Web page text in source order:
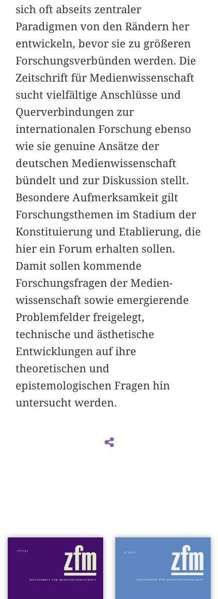
sich oft abseits zentraler
Paradigmen von den Rändern her
entwickeln, bevor sie zu größeren
Forschungsverbünden werden. Die
Zeitschrift für Medienwissenschaft
sucht vielfältige Anschlüsse und
Querverbindungen zur
internationalen Forschung ebenso
wie sie genuine Ansätze der
deutschen Medienwissenschaft
bündelt und zur Diskussion stellt.
Besondere Aufmerksamkeit gilt
Forschungsthemen im Stadium der
Konstituierung und Etablierung, die
hier ein Forum erhalten sollen.
Damit sollen kommende
Forschungsfragen der Medien-
wissenschaft sowie emergierende
Problemfelder freigelegt,
technische und ästhetische
Entwicklungen auf ihre
theoretischen und
epistemologischen Fragen hin
untersucht werden.